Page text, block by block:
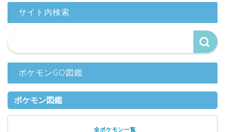
サイト内検索
ポケモンGO図鑑
ポケモン図鑑
全ポケモン一覧